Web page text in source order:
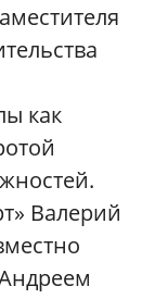
как
Валерий